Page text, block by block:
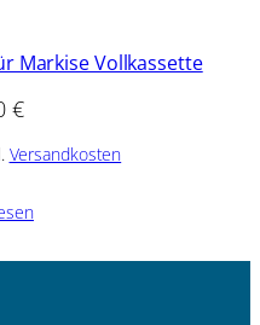
Markise Vollkassette
€
Versandkosten